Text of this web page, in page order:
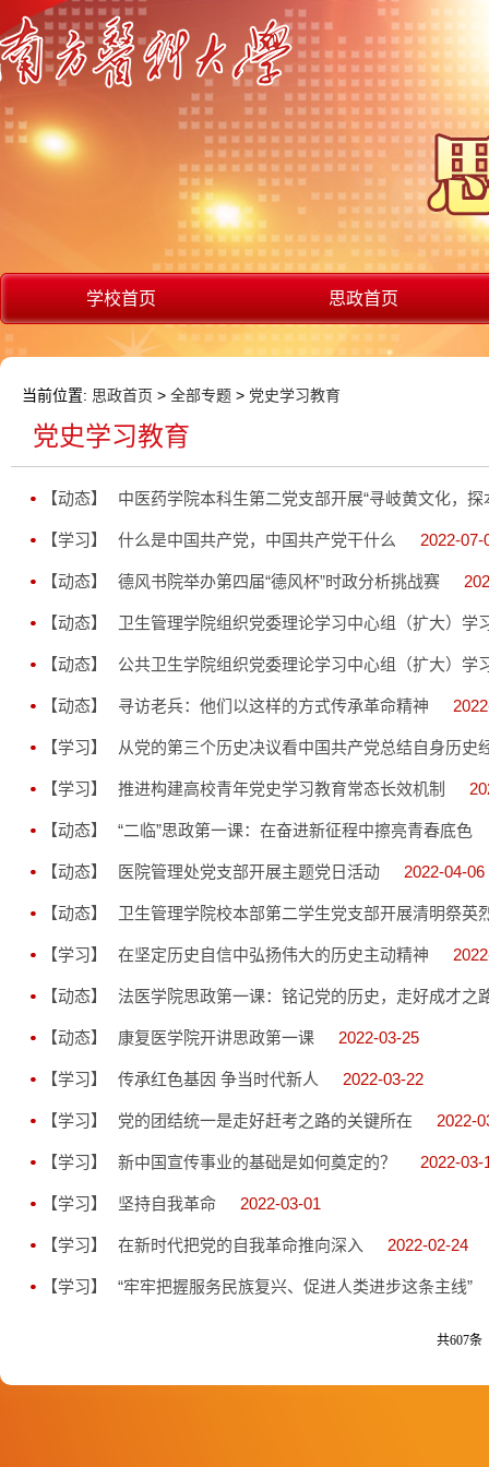
学校首页 思政首页
当前位置: 思政首页 > 全部专题 > 党史学习教育
党史学习教育
【动态】 中医药学院本科生第二党支部开展“寻岐黄文化，
【学习】 什么是中国共产党，中国共产党干什么 2022-07-
【动态】 德风书院举办第四届“德风杯”时政分析挑战赛
【动态】 卫生管理学院组织党委理论学习中心组（扩大）学
【动态】 公共卫生学院组织党委理论学习中心组（扩大）学
【动态】 寻访老兵：他们以这样的方式传承革命精神
【学习】 从党的第三个历史决议看中国共产党总结自身历史
【学习】 推进构建高校青年党史学习教育常态长效机制
【动态】 “二临”思政第一课：在奋进新征程中擦亮青春底色
【动态】 医院管理处党支部开展主题党日活动 2022-04-06
【动态】 卫生管理学院校本部第二学生党支部开展清明祭英
【学习】 在坚定历史自信中弘扬伟大的历史主动精神
【动态】 法医学院思政第一课：铭记党的历史，走好成才之
【动态】 康复医学院开讲思政第一课 2022-03-25
【学习】 传承红色基因 争当时代新人 2022-03-22
【学习】 党的团结统一是走好赶考之路的关键所在 2022-
【学习】 新中国宣传事业的基础是如何奠定的？ 2022-03-
【学习】 坚持自我革命 2022-03-01
【学习】 在新时代把党的自我革命推向深入 2022-02-24
【学习】 “牢牢把握服务民族复兴、促进人类进步这条主线”
共607条